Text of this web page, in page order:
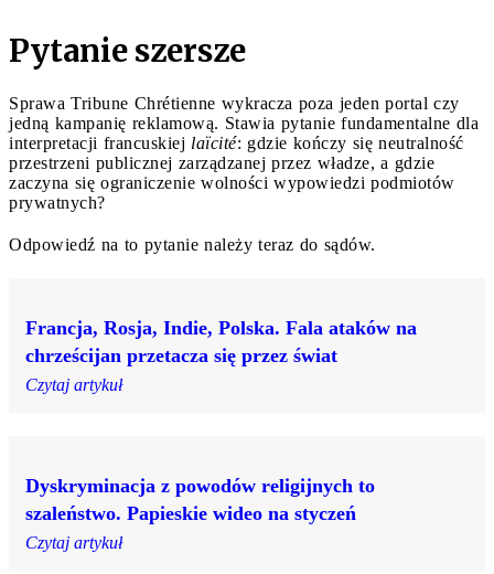
Pytanie szersze
Sprawa Tribune Chrétienne wykracza poza jeden portal czy
jedną kampanię reklamową. Stawia pytanie fundamentalne dla
interpretacji francuskiej laïcité: gdzie kończy się neutralność
przestrzeni publicznej zarządzanej przez władze, a gdzie
zaczyna się ograniczenie wolności wypowiedzi podmiotów
prywatnych?
Odpowiedź na to pytanie należy teraz do sądów.
Francja, Rosja, Indie, Polska. Fala ataków na
chrześcijan przetacza się przez świat
Czytaj artykuł
Dyskryminacja z powodów religijnych to
szaleństwo. Papieskie wideo na styczeń
Czytaj artykuł